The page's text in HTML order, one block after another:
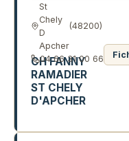
St
Chely
D
Apcher
(48200)
CH FANNY
RAMADIER
ST CHELY
D'APCHER
04 66 31 00 66